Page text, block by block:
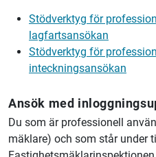
Stödverktyg för
lagfartsansökan
Stödverktyg för
inteckningsansökan
Ansök med
Du som är professionell
mäklare) och som står under